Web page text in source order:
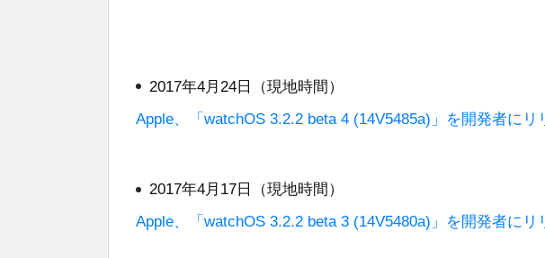
2017年4月24日（現地時間）
Apple、「watchOS 3.2.2 beta 4 (14V5485a)」を開発者にリ
2017年4月17日（現地時間）
Apple、「watchOS 3.2.2 beta 3 (14V5480a)」を開発者にリ